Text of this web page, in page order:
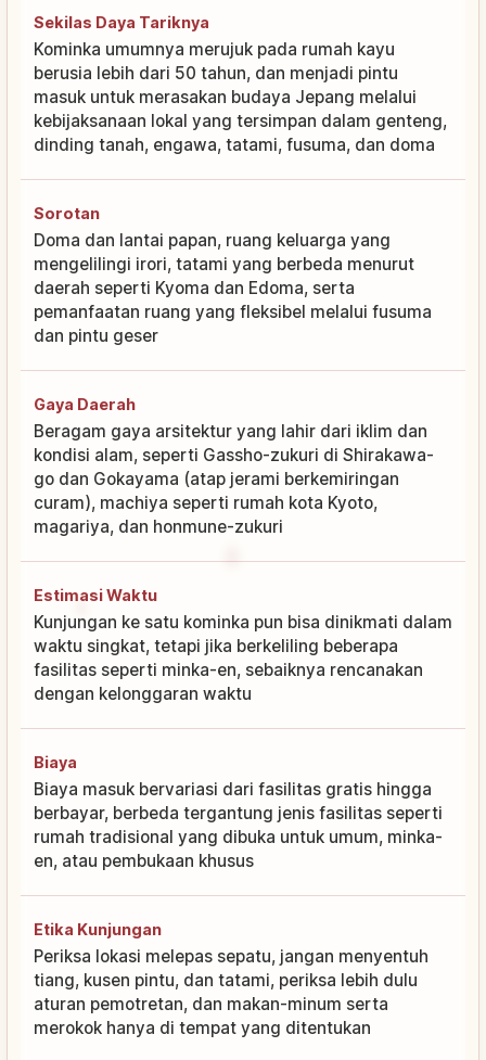
Sekilas Daya Tariknya
Kominka umumnya merujuk pada rumah kayu
berusia lebih dari 50 tahun, dan menjadi pintu
masuk untuk merasakan budaya Jepang melalui
kebijaksanaan lokal yang tersimpan dalam genteng,
dinding tanah, engawa, tatami, fusuma, dan doma
Sorotan
Doma dan lantai papan, ruang keluarga yang
mengelilingi irori, tatami yang berbeda menurut
daerah seperti Kyoma dan Edoma, serta
pemanfaatan ruang yang fleksibel melalui fusuma
dan pintu geser
Gaya Daerah
Beragam gaya arsitektur yang lahir dari iklim dan
kondisi alam, seperti Gassho-zukuri di Shirakawa-
go dan Gokayama (atap jerami berkemiringan
curam), machiya seperti rumah kota Kyoto,
magariya, dan honmune-zukuri
Estimasi Waktu
Kunjungan ke satu kominka pun bisa dinikmati dalam
waktu singkat, tetapi jika berkeliling beberapa
fasilitas seperti minka-en, sebaiknya rencanakan
dengan kelonggaran waktu
Biaya
Biaya masuk bervariasi dari fasilitas gratis hingga
berbayar, berbeda tergantung jenis fasilitas seperti
rumah tradisional yang dibuka untuk umum, minka-
en, atau pembukaan khusus
Etika Kunjungan
Periksa lokasi melepas sepatu, jangan menyentuh
tiang, kusen pintu, dan tatami, periksa lebih dulu
aturan pemotretan, dan makan-minum serta
merokok hanya di tempat yang ditentukan